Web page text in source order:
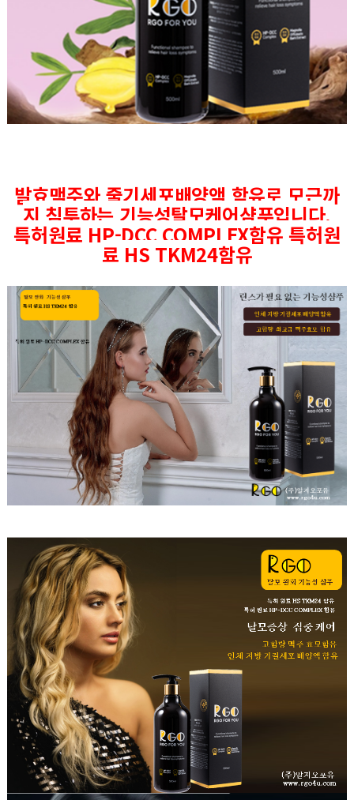
발효맥주와 줄기세포배양액 함유로 모근까
지 침투하는 기능성탈모케어샴푸입니다.
특허원료 HP-DCC COMPLEX함유 특허원
료 HS TKM24함유